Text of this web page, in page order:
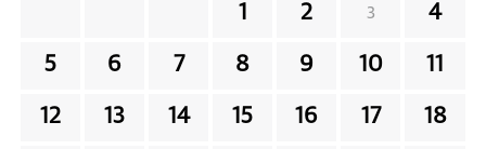
1 2 3 4
5 6 7 8 9 10 11
12 13 14 15 16 17 18